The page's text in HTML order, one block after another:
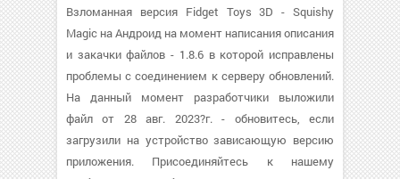
Взломанная версия Fidget Toys 3D - Squishy
Magic на Андроид на момент написания описания
и закачки файлов - 1.8.6 в которой исправлены
проблемы с соединением к серверу обновлений.
На данный момент разработчики выложили
файл от 28 авг. 2023?г. - обновитесь, если
загрузили на устройство зависающую версию
приложения. Присоединяйтесь к нашему